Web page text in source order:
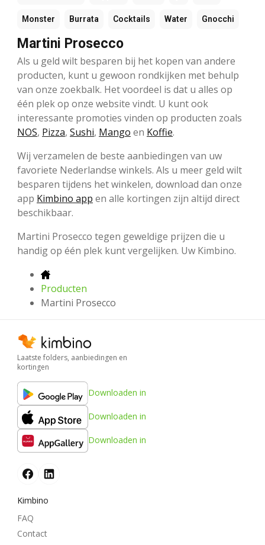
Monster Burrata Cocktails Water Gnocchi
Martini Prosecco
Als u geld wilt besparen bij het kopen van andere
producten, kunt u gewoon rondkijken met behulp
van onze zoekbalk. Het voordeel is dat u alles op
één plek op onze website vindt. U kunt ook
interessante promoties vinden op producten zoals
NOS, Pizza, Sushi, Mango en Koffie.
Wij verzamelen de beste aanbiedingen van uw
favoriete Nederlandse winkels. Als u meer geld wilt
besparen tijdens het winkelen, download dan onze
app Kimbino app en alle kortingen zijn altijd direct
beschikbaar.
Martini Prosecco tegen geweldige prijzen die u
handig op één plek kunt vergelijken. Uw Kimbino.
Producten
Martini Prosecco
Laatste folders, aanbiedingen en
kortingen
Downloaden in
Downloaden in
Downloaden in
Kimbino
FAQ
Contact